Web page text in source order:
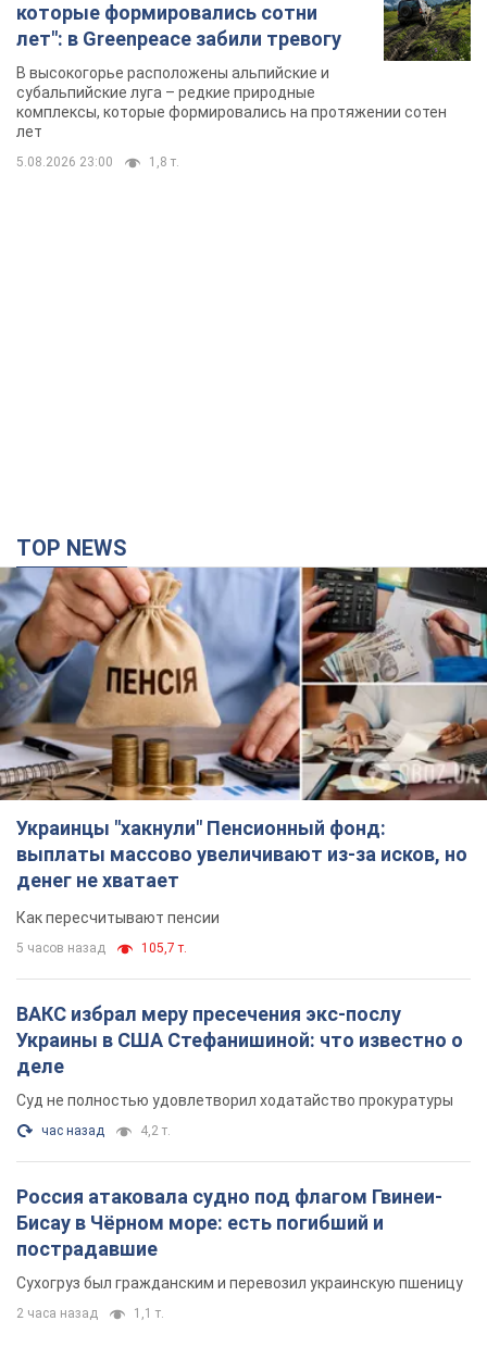
которые формировались сотни
лет": в Greenpeace забили тревогу
В высокогорье расположены альпийские и
субальпийские луга – редкие природные
комплексы, которые формировались на протяжении сотен
лет
5.08.2026 23:00 1,8 т.
TOP NEWS
Украинцы "хакнули" Пенсионный фонд:
выплаты массово увеличивают из-за исков, но
денег не хватает
Как пересчитывают пенсии
5 часов назад 105,7 т.
ВАКС избрал меру пресечения экс-послу
Украины в США Стефанишиной: что известно о
деле
Суд не полностью удовлетворил ходатайство прокуратуры
час назад 4,2 т.
Россия атаковала судно под флагом Гвинеи-
Бисау в Чёрном море: есть погибший и
пострадавшие
Сухогруз был гражданским и перевозил украинскую пшеницу
2 часа назад 1,1 т.